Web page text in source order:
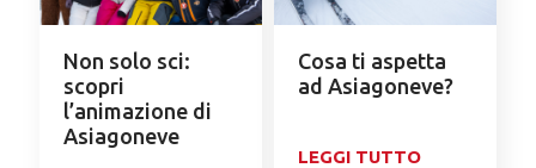
Non solo sci:
scopri
l’animazione di
Asiagoneve
Cosa ti aspetta
ad Asiagoneve?
LEGGI TUTTO